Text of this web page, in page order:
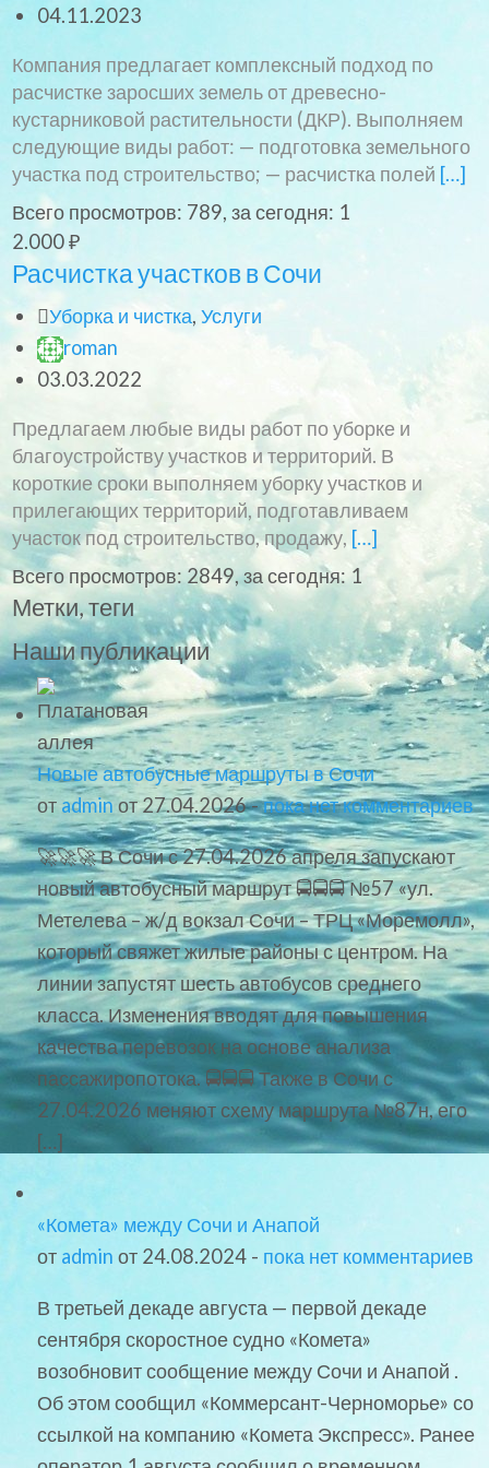
04.11.2023
Компания предлагает комплексный подход по
расчистке заросших земель от древесно-
кустарниковой растительности (ДКР). Выполняем
следующие виды работ: — подготовка земельного
участка под строительство; — расчистка полей […]
Всего просмотров: 789, за сегодня: 1
Расчистка
участков
Сочи
2.000 ₽
Расчистка участков в Сочи
Уборка и чистка,Услуги
roman
03.03.2022
Предлагаем любые виды работ по уборке и
благоустройству участков и территорий. В
короткие сроки выполняем уборку участков и
прилегающих территорий, подготавливаем
участок под строительство, продажу, […]
Всего просмотров: 2849, за сегодня: 1
Метки, теги
Наши публикации
Новые автобусные маршруты в Сочи
отadminот 27.04.2026 -пока нет комментариев
🚀🚀🚀 В Сочи с 27.04.2026 апреля запускают
новый автобусный маршрут 🚍🚍🚍 №57 «ул.
Метелева – ж/д вокзал Сочи – ТРЦ «Моремолл»,
который свяжет жилые районы с центром. На
линии запустят шесть автобусов среднего
класса. Изменения вводят для повышения
качества перевозок на основе анализа
пассажиропотока. 🚍🚍🚍 Также в Сочи с
27.04.2026 меняют схему маршрута №87н, его
[…]
«Комета» между Сочи и Анапой
от admin от 24.08.2024 - пока нет комментариев
В третьей декаде августа — первой декаде
сентября скоростное судно «Комета»
возобновит сообщение между Сочи и Анапой .
Об этом сообщил «Коммерсант-Черноморье» со
ссылкой на компанию «Комета Экспресс». Ранее